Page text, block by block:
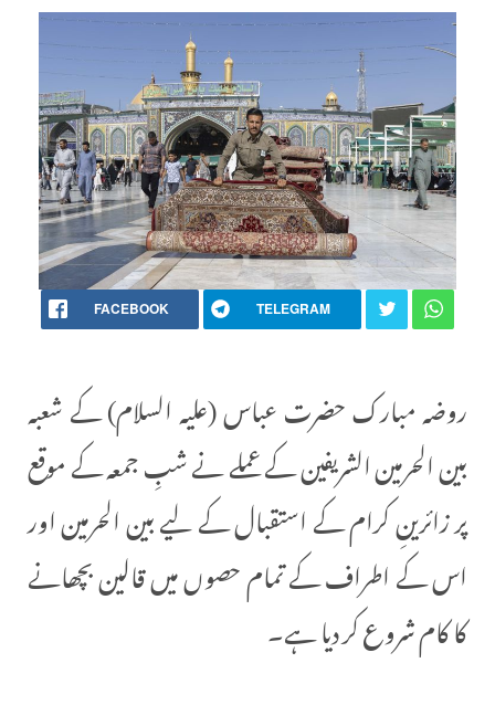
FACEBOOK TELEGRAM
روضہ مبارک حضرت عباس (علیہ السلام) کے شعبہ
بین الحرمین الشریفین کے عملے نے شبِ جمعہ کے موقع
پر زائرینِ کرام کے استقبال کے لیے بین الحرمین اور
اس کے اطراف کے تمام حصوں میں قالین بچھانے
کا کام شروع کر دیا ہے۔